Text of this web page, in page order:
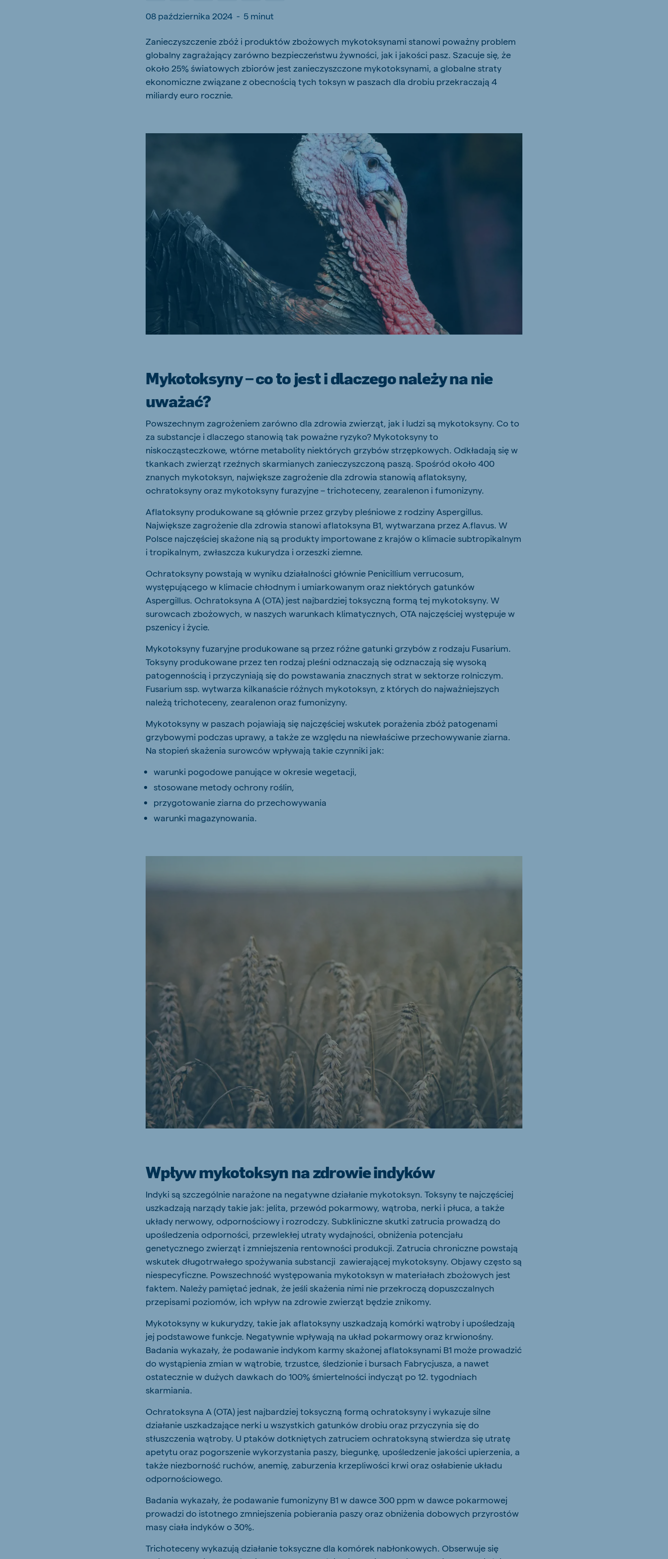
08 października 2024 - 5 minut
Zanieczyszczenie zbóż i produktów zbożowych mykotoksynami stanowi poważny problem
globalny zagrażający zarówno bezpieczeństwu żywności, jak i jakości pasz. Szacuje się, że
około 25% światowych zbiorów jest zanieczyszczone mykotoksynami, a globalne straty
ekonomiczne związane z obecnością tych toksyn w paszach dla drobiu przekraczają 4
miliardy euro rocznie.
Mykotoksyny – co to jest i dlaczego należy na nie
uważać?
Powszechnym zagrożeniem zarówno dla zdrowia zwierząt, jak i ludzi są mykotoksyny. Co to
za substancje i dlaczego stanowią tak poważne ryzyko? Mykotoksyny to
niskocząsteczkowe, wtórne metabolity niektórych grzybów strzępkowych. Odkładają się w
tkankach zwierząt rzeźnych skarmianych zanieczyszczoną paszą. Spośród około 400
znanych mykotoksyn, największe zagrożenie dla zdrowia stanowią aflatoksyny,
ochratoksyny oraz mykotoksyny furazyjne – trichoteceny, zearalenon i fumonizyny.
Aflatoksyny produkowane są głównie przez grzyby pleśniowe z rodziny Aspergillus.
Największe zagrożenie dla zdrowia stanowi aflatoksyna B1, wytwarzana przez A.flavus. W
Polsce najczęściej skażone nią są produkty importowane z krajów o klimacie subtropikalnym
i tropikalnym, zwłaszcza kukurydza i orzeszki ziemne.
Ochratoksyny powstają w wyniku działalności głównie Penicillium verrucosum,
występującego w klimacie chłodnym i umiarkowanym oraz niektórych gatunków
Aspergillus. Ochratoksyna A (OTA) jest najbardziej toksyczną formą tej mykotoksyny. W
surowcach zbożowych, w naszych warunkach klimatycznych, OTA najczęściej występuje w
pszenicy i życie.
Mykotoksyny fuzaryjne produkowane są przez różne gatunki grzybów z rodzaju Fusarium.
Toksyny produkowane przez ten rodzaj pleśni odznaczają się odznaczają się wysoką
patogennością i przyczyniają się do powstawania znacznych strat w sektorze rolniczym.
Fusarium ssp. wytwarza kilkanaście różnych mykotoksyn, z których do najważniejszych
należą trichoteceny, zearalenon oraz fumonizyny.
Mykotoksyny w paszach pojawiają się najczęściej wskutek porażenia zbóż patogenami
grzybowymi podczas uprawy, a także ze względu na niewłaściwe przechowywanie ziarna.
Na stopień skażenia surowców wpływają takie czynniki jak:
warunki pogodowe panujące w okresie wegetacji,
stosowane metody ochrony roślin,
przygotowanie ziarna do przechowywania
warunki magazynowania.
Wpływ mykotoksyn na zdrowie indyków
Indyki są szczególnie narażone na negatywne działanie mykotoksyn. Toksyny te najczęściej
uszkadzają narządy takie jak: jelita, przewód pokarmowy, wątroba, nerki i płuca, a także
układy nerwowy, odpornościowy i rozrodczy. Subkliniczne skutki zatrucia prowadzą do
upośledzenia odporności, przewlekłej utraty wydajności, obniżenia potencjału
genetycznego zwierząt i zmniejszenia rentowności produkcji. Zatrucia chroniczne powstają
wskutek długotrwałego spożywania substancji zawierającej mykotoksyny. Objawy często są
niespecyficzne. Powszechność występowania mykotoksyn w materiałach zbożowych jest
faktem. Należy pamiętać jednak, że jeśli skażenia nimi nie przekroczą dopuszczalnych
przepisami poziomów, ich wpływ na zdrowie zwierząt będzie znikomy.
Mykotoksyny w kukurydzy, takie jak aflatoksyny uszkadzają komórki wątroby i upośledzają
jej podstawowe funkcje. Negatywnie wpływają na układ pokarmowy oraz krwionośny.
Badania wykazały, że podawanie indykom karmy skażonej aflatoksynami B1 może prowadzić
do wystąpienia zmian w wątrobie, trzustce, śledzionie i bursach Fabrycjusza, a nawet
ostatecznie w dużych dawkach do 100% śmiertelności indycząt po 12. tygodniach
skarmiania.
Ochratoksyna A (OTA) jest najbardziej toksyczną formą ochratoksyny i wykazuje silne
działanie uszkadzające nerki u wszystkich gatunków drobiu oraz przyczynia się do
stłuszczenia wątroby. U ptaków dotkniętych zatruciem ochratoksyną stwierdza się utratę
apetytu oraz pogorszenie wykorzystania paszy, biegunkę, upośledzenie jakości upierzenia, a
także niezborność ruchów, anemię, zaburzenia krzepliwości krwi oraz osłabienie układu
odpornościowego.
Badania wykazały, że podawanie fumonizyny B1 w dawce 300 ppm w dawce pokarmowej
prowadzi do istotnego zmniejszenia pobierania paszy oraz obniżenia dobowych przyrostów
masy ciała indyków o 30%.
Trichoteceny wykazują działanie toksyczne dla komórek nabłonkowych. Obserwuje się
Slovakia
Myanmar Indonesia
Koudijs Ghana
English
English
Koudijs Export
English
Koudijs Ukraine
Ukrainian